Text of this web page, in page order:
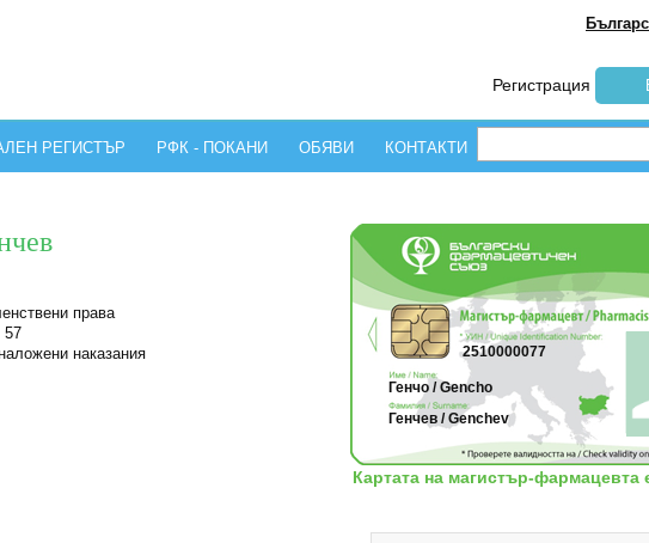
Регистрация
РЕГИСТЪР РФК - ПОКАНИ ОБЯВИ КОНТАКТИ
права
57
наказания 2510000077
Генчо / Gencho
Генчев / Genchev
Картата на магистър-фармацевта